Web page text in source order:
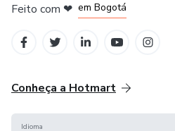
Feito com ❤ em Bogotá
Conheça a Hotmart
Idioma